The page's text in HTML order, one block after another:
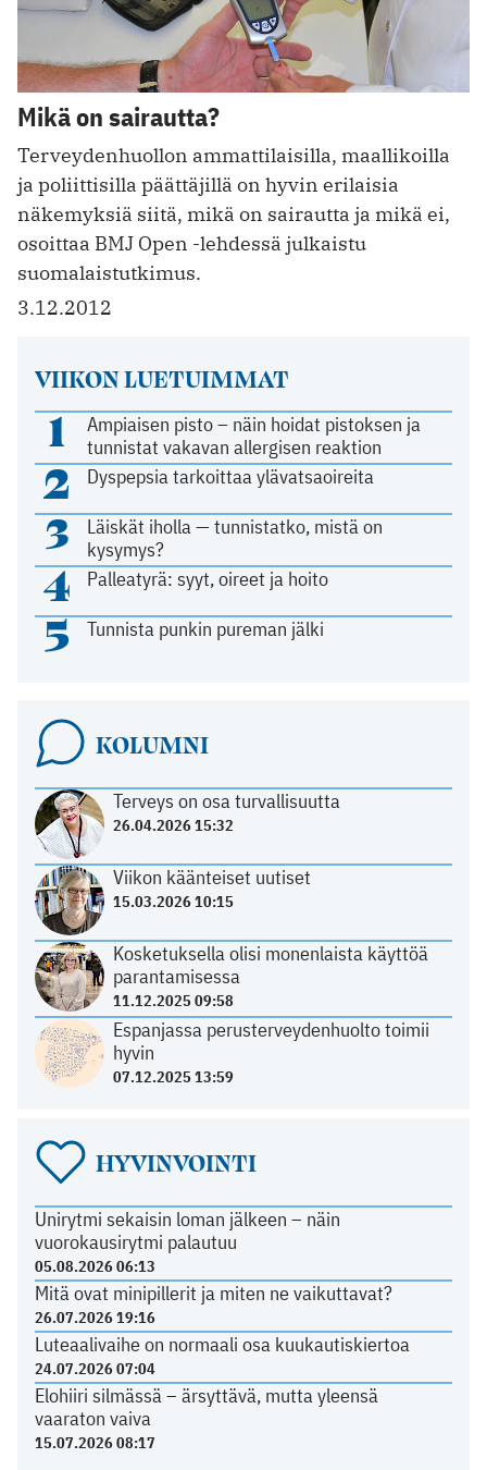
Mikä on sairautta?
Terveydenhuollon ammattilaisilla, maallikoilla
ja poliittisilla päättäjillä on hyvin erilaisia
näkemyksiä siitä, mikä on sairautta ja mikä ei,
osoittaa BMJ Open -lehdessä julkaistu
suomalaistutkimus.
3.12.2012
VIIKON LUETUIMMAT
1
Ampiaisen pisto – näin hoidat pistoksen ja
tunnistat vakavan allergisen reaktion
2 Dyspepsia tarkoittaa ylävatsaoireita
3
Läiskät iholla — tunnistatko, mistä on
kysymys?
4 Palleatyrä: syyt, oireet ja hoito
5 Tunnista punkin pureman jälki
KOLUMNI
Terveys on osa turvallisuutta
26.04.2026 15:32
Viikon käänteiset uutiset
15.03.2026 10:15
Kosketuksella olisi monenlaista käyttöä
parantamisessa
11.12.2025 09:58
Espanjassa perusterveydenhuolto toimii
hyvin
07.12.2025 13:59
HYVINVOINTI
Unirytmi sekaisin loman jälkeen – näin
vuorokausirytmi palautuu
05.08.2026 06:13
Mitä ovat minipillerit ja miten ne vaikuttavat?
26.07.2026 19:16
Luteaalivaihe on normaali osa kuukautiskiertoa
24.07.2026 07:04
Elohiiri silmässä – ärsyttävä, mutta yleensä
vaaraton vaiva
15.07.2026 08:17